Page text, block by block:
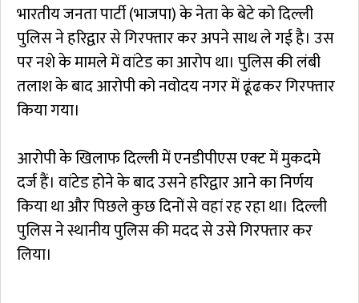
भारतीय जनता पार्टी (भाजपा) के नेता के बेटे को दिल्ली
पुलिस ने हरिद्वार से गिरफ्तार कर अपने साथ ले गई है। उस
पर नशे के मामले में वांटेड का आरोप था। पुलिस की लंबी
तलाश के बाद आरोपी को नवोदय नगर में ढूंढकर गिरफ्तार
किया गया।
आरोपी के खिलाफ दिल्ली में एनडीपीएस एक्ट में मुकदमे
दर्ज हैं। वांटेड होने के बाद उसने हरिद्वार आने का निर्णय
किया था और पिछले कुछ दिनों से वहां रह रहा था। दिल्ली
पुलिस ने स्थानीय पुलिस की मदद से उसे गिरफ्तार कर
लिया।